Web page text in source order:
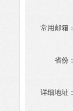
常用邮箱：
省份：
详细地址：